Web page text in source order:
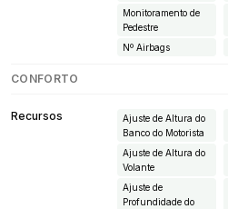
Monitoramento de
Pedestre
Nº Airbags
CONFORTO
Recursos
Ajuste de Altura do
Banco do Motorista
Ajuste de Altura do
Volante
Ajuste de
Profundidade do